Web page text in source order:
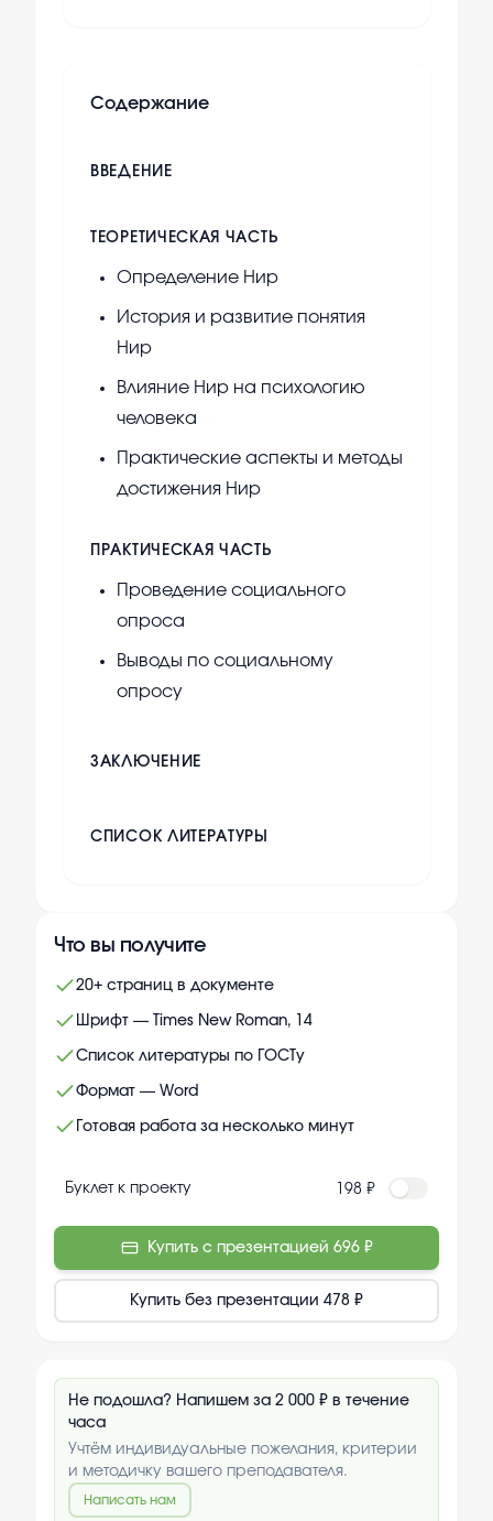
Содержание
ВВЕДЕНИЕ
ТЕОРЕТИЧЕСКАЯ ЧАСТЬ
Определение Нир
История и развитие понятия
Нир
Влияние Нир на психологию
человека
Практические аспекты и методы
достижения Нир
ПРАКТИЧЕСКАЯ ЧАСТЬ
Проведение социального
опроса
Выводы по социальному
опросу
ЗАКЛЮЧЕНИЕ
СПИСОК ЛИТЕРАТУРЫ
Что вы получите
20+ страниц в документе
Шрифт — Times New Roman, 14
Список литературы по ГОСТу
Формат — Word
Готовая работа за несколько минут
Буклет к проекту 198 ₽
Купить с презентацией 696 ₽
Купить без презентации 478 ₽
Не подошла? Напишем за 2 000 ₽ в течение
часа
Учтём индивидуальные пожелания, критерии
и методичку вашего преподавателя.
Написать нам